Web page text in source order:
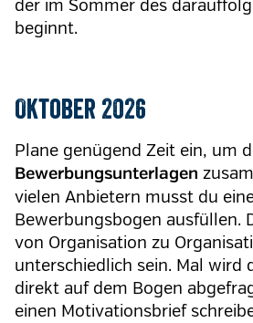
der im Sommer des
beginnt.
Oktober 2026
Plane genügend Zeit ein, um
Bewerbungsunterlagen
vielen Anbietern musst du
Bewerbungsbogen ausfüllen.
von Organisation zu
unterschiedlich sein. Mal wird
direkt auf dem Bogen
einen Motivationsbrief